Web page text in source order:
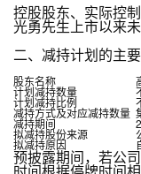
控股股东、实际控
光勇先生上市以来
二、减持计划的主
股东名称
计划减持数量
计划减持比例
减持方式及对应减持数量
减持期间
拟减持股份来源
拟减持原因
预披露期间，若公